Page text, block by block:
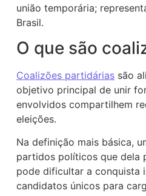
união temporária;
Brasil.
O que são
Coalizões partidárias são
objetivo principal de unir
envolvidos compartilhem
eleições.
Na definição mais básica,
partidos políticos que dela
pode dificultar a conquista
candidatos únicos para